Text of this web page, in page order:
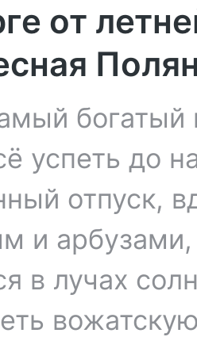
от
успеть до
отпуск,
и арбузами,
в лучах